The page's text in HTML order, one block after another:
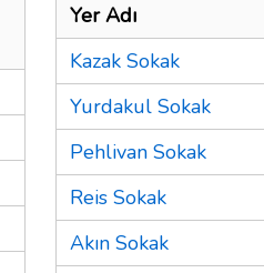
Yer Adı
Kazak Sokak
Yurdakul Sokak
Pehlivan Sokak
Reis Sokak
Akın Sokak